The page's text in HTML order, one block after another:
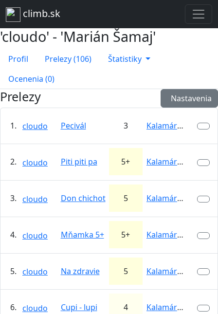
climb.sk
'cloudo' - 'Marián Šamaj'
Profil Prelezy (106)
Štatistiky
Ocenenia (0)
Prelezy Nastavenia
1. cloudo Pecivál 3 Kalamárka
2. cloudo Piti piti pa 5+ Kalamárka
3. cloudo Don chichot 5 Kalamárka
4. cloudo Mňamka 5+ 5+ Kalamárka
5. cloudo Na zdravie 5 Kalamárka
6. cloudo Cupi - lupi 4 Kalamárka